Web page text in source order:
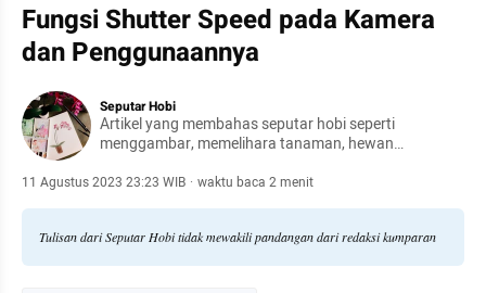
Fungsi Shutter Speed pada Kamera
dan Penggunaannya
Seputar Hobi
Artikel yang membahas seputar hobi seperti
menggambar, memelihara tanaman, hewan
11 Agustus 2023 23:23 WIB · waktu baca 2 menit
Tulisan dari Seputar Hobi tidak mewakili pandangan dari redaksi kumparan